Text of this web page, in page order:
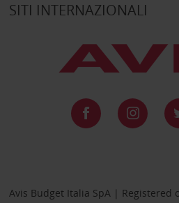
SITI INTERNAZIONALI
Avis Budget Italia SpA | Registered